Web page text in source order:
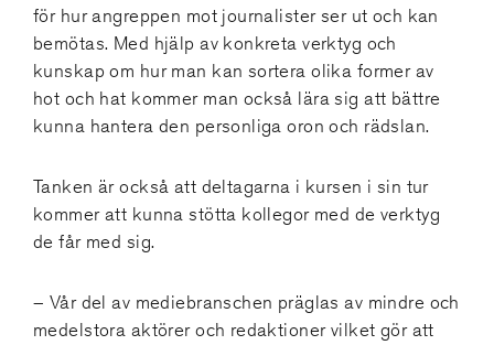
för hur angreppen mot journalister ser ut och kan
bemötas. Med hjälp av konkreta verktyg och
kunskap om hur man kan sortera olika former av
hot och hat kommer man också lära sig att bättre
kunna hantera den personliga oron och rädslan.
Tanken är också att deltagarna i kursen i sin tur
kommer att kunna stötta kollegor med de verktyg
de får med sig.
– Vår del av mediebranschen präglas av mindre och
medelstora aktörer och redaktioner vilket gör att